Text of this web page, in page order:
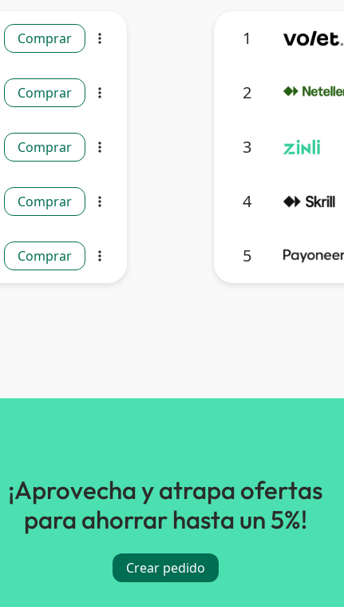
Comprar more_vert
Comprar more_vert
Comprar more_vert
Comprar more_vert
Comprar more_vert
1
2
3
4
5
¡Aprovecha y atrapa ofertas
para ahorrar hasta un 5%!
Crear pedido